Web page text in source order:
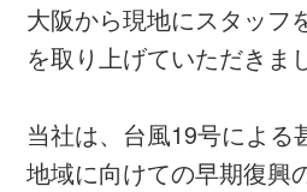
大阪から現地にスタッフ
を取り上げていただきま
当社は、台風19号による
地域に向けての早期復興